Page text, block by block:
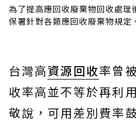
為了提高應回收廢棄物回收處
保署針對各類應回收廢棄物規
台灣高資源回收率曾
收率高並不等於再利
敬說，可用差別費率